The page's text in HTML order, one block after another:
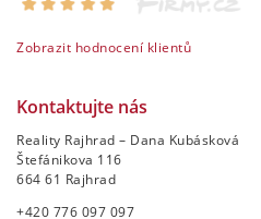
Zobrazit hodnocení klientů
Kontaktujte nás
Reality Rajhrad – Dana Kubásková
Štefánikova 116
664 61 Rajhrad
+420 776 097 097